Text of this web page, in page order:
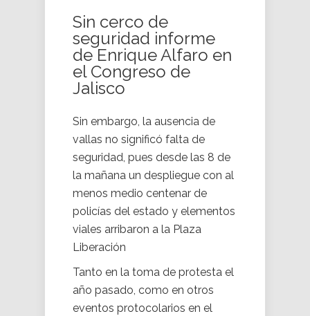
Sin cerco de
seguridad informe
de Enrique Alfaro en
el Congreso de
Jalisco
Sin embargo, la ausencia de
vallas no significó falta de
seguridad, pues desde las 8 de
la mañana un despliegue con al
menos medio centenar de
policías del estado y elementos
viales arribaron a la Plaza
Liberación
Tanto en la toma de protesta el
año pasado, como en otros
eventos protocolarios en el